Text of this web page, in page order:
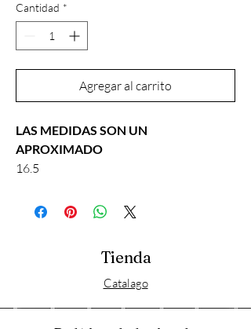
Cantidad *
Agregar al carrito
LAS MEDIDAS SON UN
APROXIMADO
16.5
Tienda
Catalago